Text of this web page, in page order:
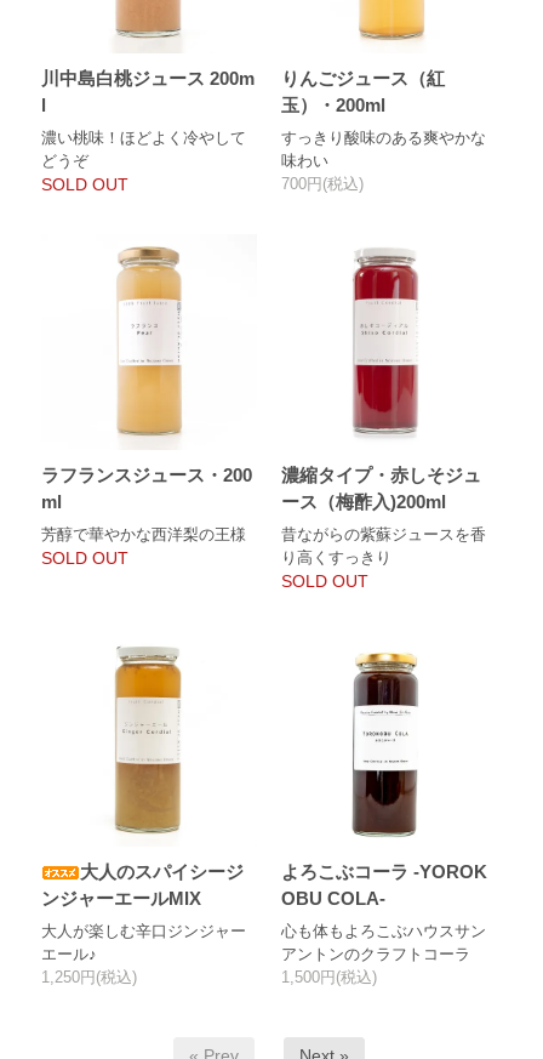
川中島白桃ジュース 200m
l
濃い桃味！ほどよく冷やして
どうぞ
SOLD OUT
りんごジュース（紅
玉）・200ml
すっきり酸味のある爽やかな
味わい
700円(税込)
ラフランスジュース・200
ml
芳醇で華やかな西洋梨の王様
SOLD OUT
濃縮タイプ・赤しそジュ
ース（梅酢入)200ml
昔ながらの紫蘇ジュースを香
り高くすっきり
SOLD OUT
大人のスパイシージ
ンジャーエールMIX
大人が楽しむ辛口ジンジャー
エール♪
1,250円(税込)
よろこぶコーラ -YOROK
OBU COLA-
心も体もよろこぶハウスサン
アントンのクラフトコーラ
1,500円(税込)